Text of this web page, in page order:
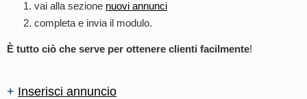
vai alla sezione nuovi annunci
completa e invia il modulo.
È tutto ciò che serve per ottenere clienti facilmente!
+ Inserisci annuncio